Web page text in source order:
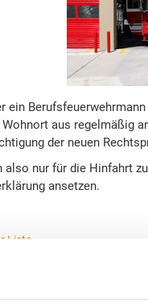
ein
aus regelmäßig
der neuen
also nur für die Hinfahrt
ansetzen.
Liste